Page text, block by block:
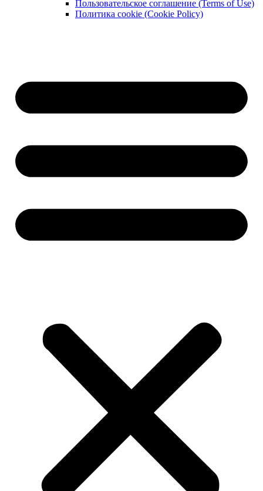
Пользовательское соглашение (Terms of Use)
Политика cookie (Cookie Policy)